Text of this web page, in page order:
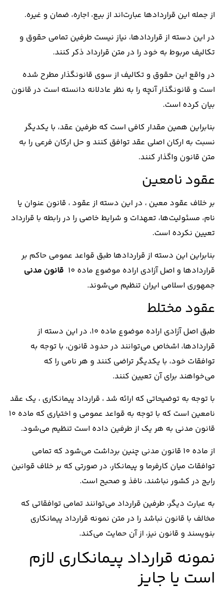
از جمله این قرارداد‌ها عبارت‌اند از بیع، اجاره، ضمان و غیره.
در این دسته از قرارداد‌ها، نیاز نیست طرفین تمامی حقوق و
تکالیف مربوط به خود را در متن قرارداد ذکر کنند.
در واقع این حقوق و تکالیف از سوی قانونگذار مطرح شده
است و قانونگذار آنچه را به نظر عادلانه دانسته است در قانون
بیان کرده است.
بنابراین همین مقدار کافی است که طرفین عقد، با یکدیگر
نسبت به ارکان اصلی عقد توافق کنند و حل ارکان فرعی را به
متن قانون واگذار کنند.
عقود نامعین
بر خلاف عقود معین ، در این دسته از عقود ، قانون عنوان یا
نام، مسئولیت‌ها، تعهدات و شرایط خاصی را در رابطه با قرارداد
تعیین نکرده است.
بنابراین این دسته از قرارداد‌ها طبق قواعد عمومی حاکم بر
قرارداد‌ها و اصل آزادی اراده موضوع ماده 10
قانون مدنی
جمهوری اسلامی ایران تنظیم می‌شوند.
عقود مختلط
طبق اصل آزادی اراده موضوع ماده 10، در این دسته از
قرارداد‌ها، اشخاص می‌توانند در حدود قانون، با توجه به
توافقات خود، با یکدیگر تراضی کنند و هر نامی را که
می‌خواهند برای آن تعیین کنند.
با توجه به توضیحاتی که ارائه شد ، قرارداد پیمانکاری ، یک عقد
نامعین است که با توجه به قواعد عمومی و اختیاری که ماده 10
قانون مدنی به هر یک از طرفین داده است تنظیم می‌شود.
از ماده 10 قانون مدنی چنین برداشت می‌شود که تمامی
توافقات میان کارفرما و پیمانکار، در صورتی که بر خلاف قوانین
رایج در کشور نباشند، نافذ و صحیح است.
به عبارت دیگر، طرفین قرارداد می‌توانند تمامی توافقاتی که
مخالف با قانون نباشد را در متن نمونه قرارداد پیمانکاری
بنویسند و قانون نیز، از آن حمایت می‌کند.
نمونه قرارداد پیمانکاری لازم
است یا جایز